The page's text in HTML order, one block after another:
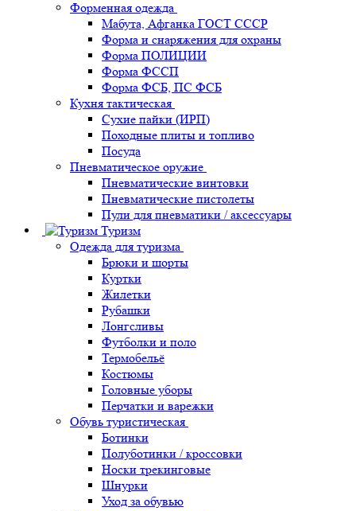
Форменная одежда
Мабута, Афганка ГОСТ СССР
Форма и снаряжения для охраны
Форма ПОЛИЦИИ
Форма ФССП
Форма ФСБ, ПС ФСБ
Кухня тактическая
Сухие пайки (ИРП)
Походные плиты и топливо
Посуда
Пневматическое оружие
Пневматические винтовки
Пневматические пистолеты
Пули для пневматики / аксессуары
Туризм
Одежда для туризма
Брюки и шорты
Куртки
Жилетки
Рубашки
Лонгсливы
Футболки и поло
Термобельё
Костюмы
Головные уборы
Перчатки и варежки
Обувь туристическая
Ботинки
Полуботинки / кроссовки
Носки трекинговые
Шнурки
Уход за обувью